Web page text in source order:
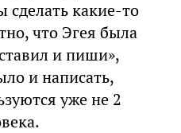
сделать какие-то
что Эгея была
и пиши»,
и написать,
уже не 2